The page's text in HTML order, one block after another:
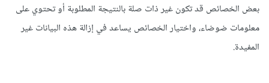
بعض الخصائص قد تكون غير ذات صلة بالنتيجة المطلوبة أو تحتوي على
معلومات ضوضاء، واختيار الخصائص يساعد في إزالة هذه البيانات غير
المفيدة.